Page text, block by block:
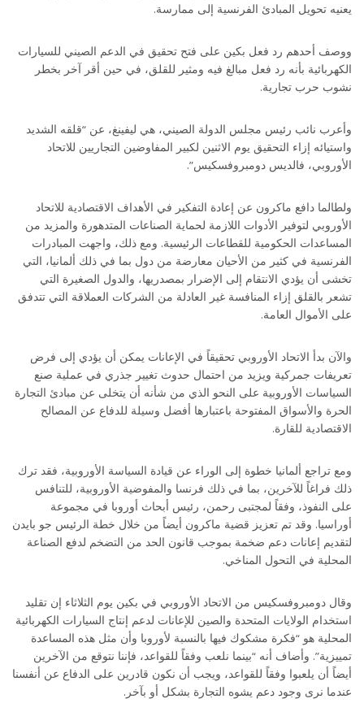
يعنيه تحويل المبادئ الفرنسية إلى ممارسة.
ووصف أحدهم رد فعل بكين على فتح تحقيق في الدعم الصيني للسيارات
الكهربائية بأنه رد فعل مبالغ فيه ومثير للقلق، في حين أقر آخر بخطر
نشوب حرب تجارية.
وأعرب نائب رئيس مجلس الدولة الصيني، هي ليفينغ، عن “قلقه الشديد
واستيائه إزاء التحقيق يوم الاثنين لكبير المفاوضين التجاريين للاتحاد
الأوروبي، فالديس دومبروفسكيس”.
ولطالما دافع ماكرون عن إعادة التفكير في الأهداف الاقتصادية للاتحاد
الأوروبي لتوفير الأدوات اللازمة لحماية الصناعات المتدهورة والمزيد من
المساعدات الحكومية للقطاعات الرئيسية. ومع ذلك، واجهت المبادرات
الفرنسية في كثير من الأحيان معارضة من دول بما في ذلك ألمانيا، التي
تخشى أن يؤدي الانتقام إلى الإضرار بمصدريها، والدول الصغيرة التي
تشعر بالقلق إزاء المنافسة غير العادلة من الشركات العملاقة التي تتدفق
على الأموال العامة.
والآن بدأ الاتحاد الأوروبي تحقيقاً في الإعانات يمكن أن يؤدي إلى فرض
تعريفات جمركية ويزيد من احتمال حدوث تغيير جذري في عملية صنع
السياسات الأوروبية على النحو الذي من شأنه أن يتخلى عن مبادئ التجارة
الحرة والأسواق المفتوحة باعتبارها أفضل وسيلة للدفاع عن المصالح
الاقتصادية للقارة.
ومع تراجع ألمانيا خطوة إلى الوراء عن قيادة السياسة الأوروبية، فقد ترك
ذلك فراغاً للآخرين، بما في ذلك فرنسا والمفوضية الأوروبية، للتنافس
على النفوذ، وفقاً لمجتبى رحمن، رئيس أبحاث أوروبا في مجموعة
أوراسيا. وقد تم تعزيز قضية ماكرون أيضاً من خلال خطة الرئيس جو بايدن
لتقديم إعانات دعم ضخمة بموجب قانون الحد من التضخم لدفع الصناعة
المحلية في التحول المناخي.
وقال دومبروفسكيس من الاتحاد الأوروبي في بكين يوم الثلاثاء إن تقليد
استخدام الولايات المتحدة والصين للإعانات لدعم إنتاج السيارات الكهربائية
المحلية هو “فكرة مشكوك فيها بالنسبة لأوروبا وأن مثل هذه المساعدة
تمييزية”. وأضاف أنه “بينما نلعب وفقاً للقواعد، فإننا نتوقع من الآخرين
أيضاً أن يلعبوا وفقاً للقواعد، ويجب أن نكون قادرين على الدفاع عن أنفسنا
عندما نرى وجود دعم يشوه التجارة بشكل أو بآخر.